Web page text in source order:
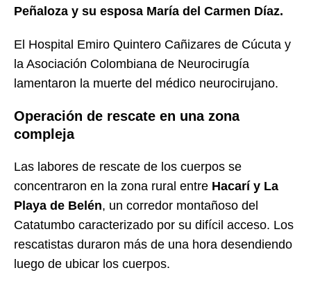
Peñaloza y su esposa María del Carmen Díaz.
El Hospital Emiro Quintero Cañizares de Cúcuta y
la Asociación Colombiana de Neurocirugía
lamentaron la muerte del médico neurocirujano.
Operación de rescate en una zona
compleja
Las labores de rescate de los cuerpos se
concentraron en la zona rural entre Hacarí y La
Playa de Belén, un corredor montañoso del
Catatumbo caracterizado por su difícil acceso. Los
rescatistas duraron más de una hora desendiendo
luego de ubicar los cuerpos.